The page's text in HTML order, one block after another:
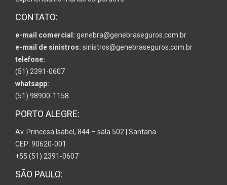
CONTATO:
e-mail comercial: genebra@genebraseguros.com.br
e-mail de sinistros: sinistros@genebraseguros.com.br
telefone:
(51) 2391-0607
whatsapp:
(51) 98900-1158
PORTO ALEGRE:
Av. Princesa Isabel, 844 – sala 502 | Santana
CEP: 90620-001
+55 (51) 2391-0607
SÃO PAULO: